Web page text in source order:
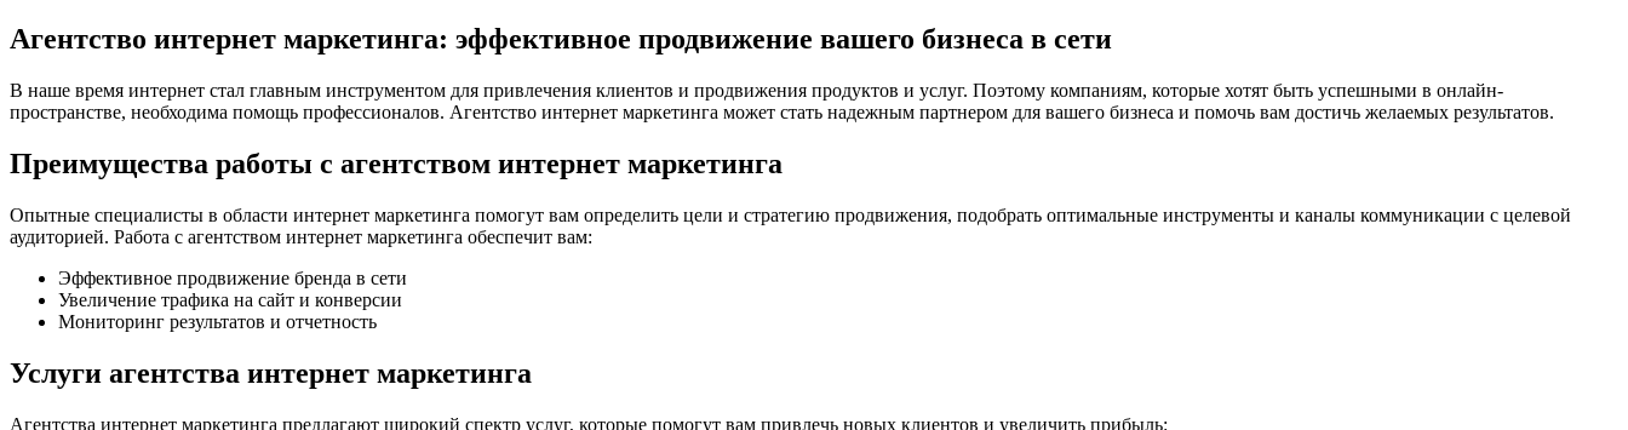
Агентство интернет маркетинга: эффективное продвижение вашего бизнеса в сети
В наше время интернет стал главным инструментом для привлечения клиентов и продвижения продуктов и услуг. Поэтому компаниям, которые хотят быть успешными в онлайн-
пространстве, необходима помощь профессионалов. Агентство интернет маркетинга может стать надежным партнером для вашего бизнеса и помочь вам достичь желаемых результатов.
Преимущества работы с агентством интернет маркетинга
Опытные специалисты в области интернет маркетинга помогут вам определить цели и стратегию продвижения, подобрать оптимальные инструменты и каналы коммуникации с целевой
аудиторией. Работа с агентством интернет маркетинга обеспечит вам:
Эффективное продвижение бренда в сети
Увеличение трафика на сайт и конверсии
Мониторинг результатов и отчетность
Услуги агентства интернет маркетинга
Агентства интернет маркетинга предлагают широкий спектр услуг, которые помогут вам привлечь новых клиентов и увеличить прибыль: